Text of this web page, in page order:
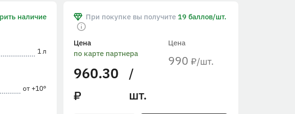
наличие
1 л
от +10°
При покупке вы получите 19 баллов/шт.
Цена
990 ₽/шт.
Цена
по карте партнера
960.30
₽
/
шт.